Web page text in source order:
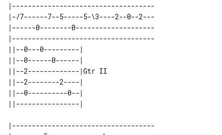
|------------------------------------
|-/7------7--5-----5-\3----2--0--2---
|------0--------0--------------------
|------------------------------------
||--0---0---------|
||--0------0------|
||--2-------------|Gtr II
||--2--------2----|
||--0----------0--|
|------------------------------------